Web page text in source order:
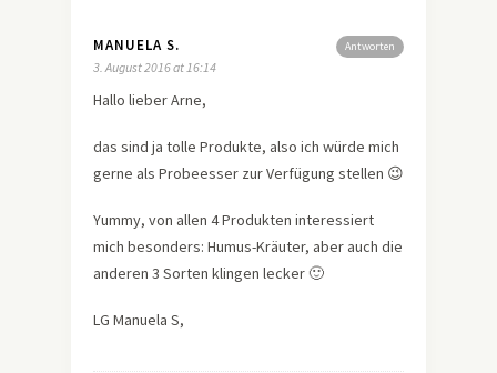
Antworten
MANUELA S.
3. August 2016 at 16:14
Hallo lieber Arne,
das sind ja tolle Produkte, also ich würde mich
gerne als Probeesser zur Verfügung stellen 😉
Yummy, von allen 4 Produkten interessiert
mich besonders: Humus-Kräuter, aber auch die
anderen 3 Sorten klingen lecker 🙂
LG Manuela S,